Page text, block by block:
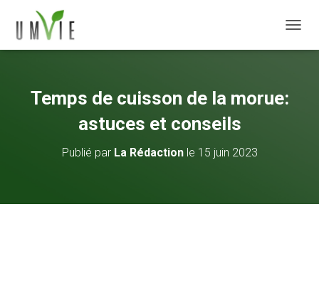
Temps de cuisson de la morue:
astuces et conseils
Publié par La Rédactionle 15 juin 2023